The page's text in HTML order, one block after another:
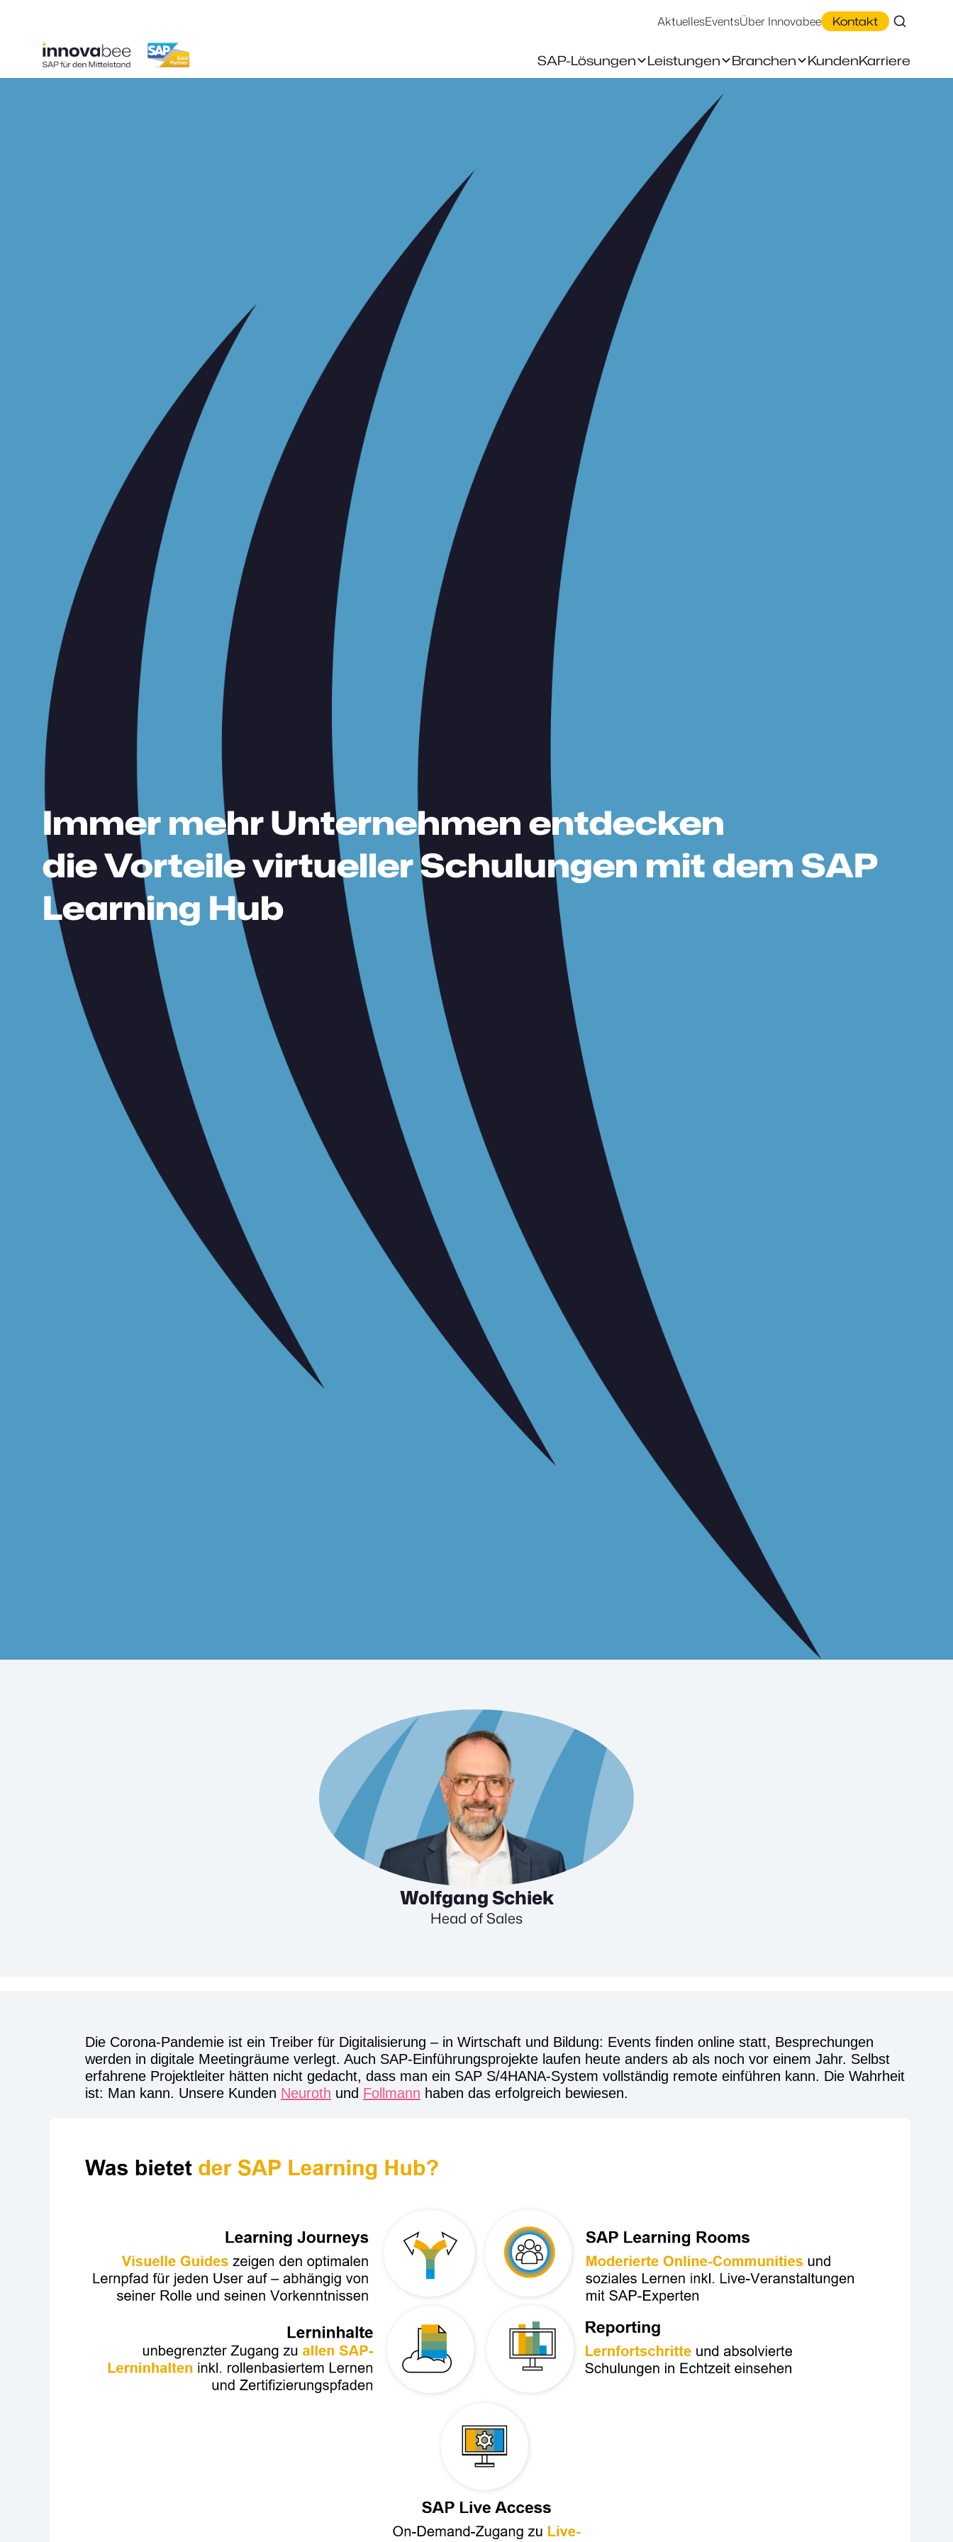
AktuellesEventsÜber Innovabee Kontakt
SAP-Lösungen Leistungen Branchen KundenKarriere
Immer mehr Unternehmen entdecken
die Vorteile virtueller Schulungen mit dem SAP
Learning Hub
Wolfgang Schiek
Head of Sales
Die Corona-Pandemie ist ein Treiber für Digitalisierung – in Wirtschaft und Bildung: Events finden online statt, Besprechungen
werden in digitale Meetingräume verlegt. Auch SAP-Einführungsprojekte laufen heute anders ab als noch vor einem Jahr. Selbst
erfahrene Projektleiter hätten nicht gedacht, dass man ein SAP S/4HANA-System vollständig remote einführen kann. Die Wahrheit
ist: Man kann. Unsere Kunden Neuroth und Follmann haben das erfolgreich bewiesen.